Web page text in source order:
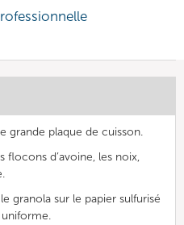
grande plaque de cuisson.
flocons d’avoine, les noix,
granola sur le papier sulfurisé
uniforme.